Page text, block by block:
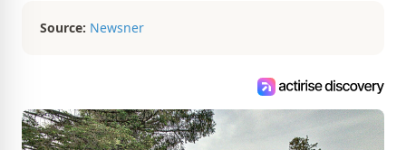
Source: Newsner